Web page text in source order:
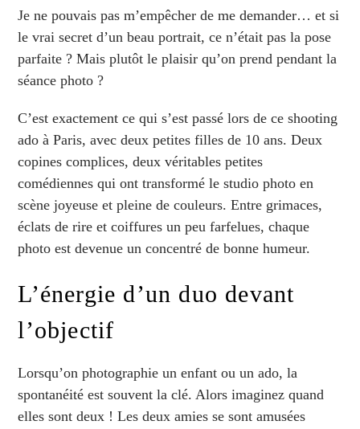
Je ne pouvais pas m’empêcher de me demander… et si
le vrai secret d’un beau portrait, ce n’était pas la pose
parfaite ? Mais plutôt le plaisir qu’on prend pendant la
séance photo ?
C’est exactement ce qui s’est passé lors de ce shooting
ado à Paris, avec deux petites filles de 10 ans. Deux
copines complices, deux véritables petites
comédiennes qui ont transformé le studio photo en
scène joyeuse et pleine de couleurs. Entre grimaces,
éclats de rire et coiffures un peu farfelues, chaque
photo est devenue un concentré de bonne humeur.
L’énergie d’un duo devant
l’objectif
Lorsqu’on photographie un enfant ou un ado, la
spontanéité est souvent la clé. Alors imaginez quand
elles sont deux ! Les deux amies se sont amusées